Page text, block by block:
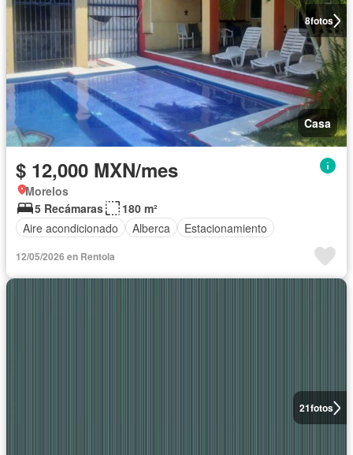
8fotos
Casa
$ 12,000 MXN/mes
Morelos
5 Recámaras
180 m²
Aire acondicionado
Alberca Estacionamiento
12/05/2026 en Rentola
21fotos